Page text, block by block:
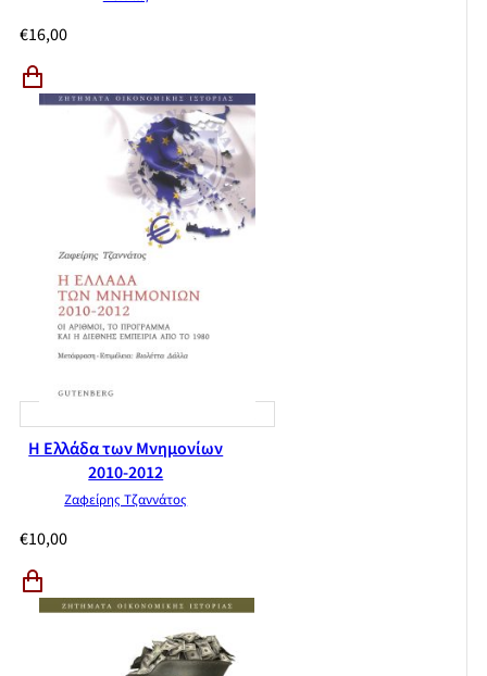
€16,00
Η Ελλάδα των Μνημονίων
2010-2012
Ζαφείρης Τζαννάτος
€10,00